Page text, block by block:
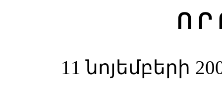
Ո Ր
11 նոյեմբերի